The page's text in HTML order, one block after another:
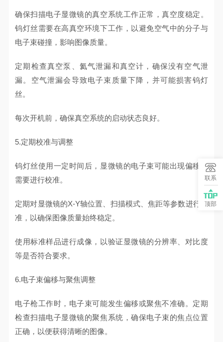
确保扫描电子显微镜的真空系统工作正常，真空度稳定。
钨灯丝需要在高真空环境下工作，以避免空气中的分子与
电子束碰撞，影响图像质量。
定期检查真空泵、氦气泄漏和真空计，确保没有空气泄
漏。空气泄漏会导致电子束质量下降，并可能损害钨灯
丝。
每次开机前，确保真空系统的启动状态良好。
5.定期校准与调整
钨灯丝使用一定时间后，显微镜的电子束可能出现偏移，
需要进行校准。
定期对显微镜的X-Y轴位置、扫描模式、焦距等参数进行校
准，以确保图像质量始终稳定。
使用标准样品进行成像，以验证显微镜的分辨率、对比度
等是否符合要求。
6.电子束偏移与聚焦调整
电子枪工作时，电子束可能发生偏移或聚焦不准确。定期
检查扫描电子显微镜的聚焦系统，确保电子束的焦点位置
正确，以便获得清晰的图像。
联系
顶部